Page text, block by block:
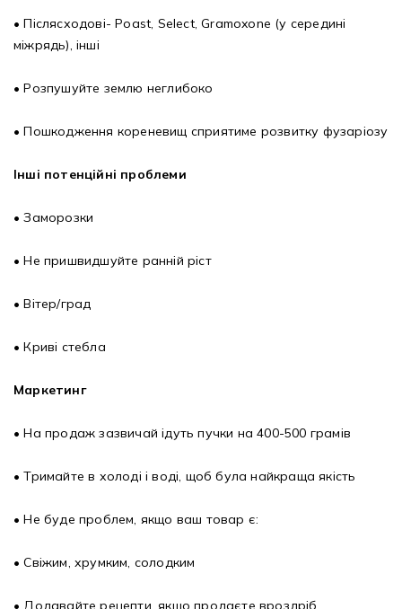
• Післясходові- Poast, Select, Gramoxone (у середині
міжрядь), інші
• Розпушуйте землю неглибоко
• Пошкодження кореневищ сприятиме розвитку фузаріозу
Інші потенційні проблеми
• Заморозки
• Не пришвидшуйте ранній ріст
• Вітер/град
• Криві стебла
Маркетинг
• На продаж зазвичай ідуть пучки на 400-500 грамів
• Тримайте в холоді і воді, щоб була найкраща якість
• Не буде проблем, якщо ваш товар є:
• Свіжим, хрумким, солодким
• Додавайте рецепти, якщо продаєте вроздріб